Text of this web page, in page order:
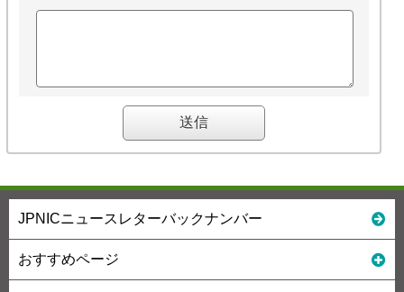
JPNICニュースレターバックナンバー
おすすめページ